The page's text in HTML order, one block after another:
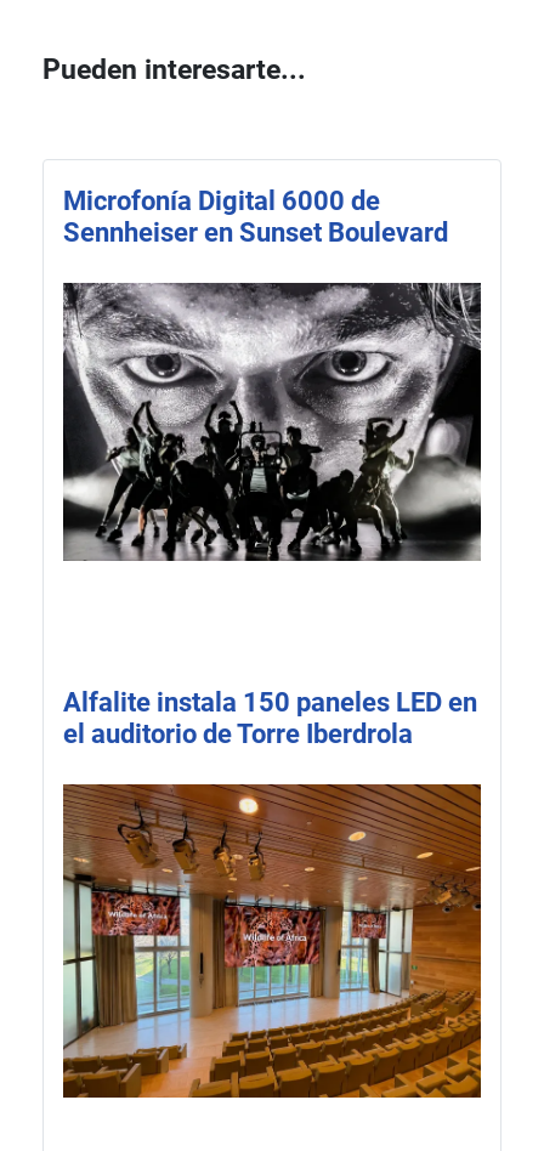
Pueden interesarte...
Microfonía Digital 6000 de
Sennheiser en Sunset Boulevard
Alfalite instala 150 paneles LED en
el auditorio de Torre Iberdrola